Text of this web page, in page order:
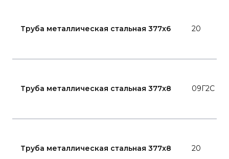
Труба металлическая стальная 377x6 20
Труба металлическая стальная 377x8 09Г2С
Труба металлическая стальная 377x8 20